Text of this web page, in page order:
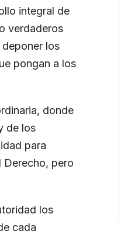
integral de
verdaderos
los
pongan a los
donde
de los
para
Derecho, pero
los
cada